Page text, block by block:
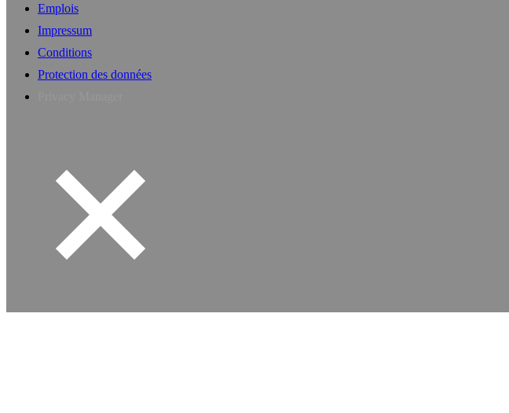
Emplois
Impressum
Conditions
Protection des données